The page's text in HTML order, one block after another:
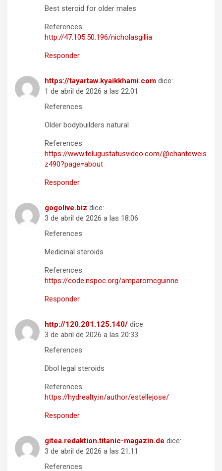
Best steroid for older males
References:
http://47.105.50.196/nicholasgillia
Responder
https://tayartaw.kyaikkhami.com dice:
1 de abril de 2026 a las 22:01
References:
Older bodybuilders natural
References:
https://www.telugustatusvideo.com/@chanteweis
z490?page=about
Responder
gogolive.biz dice:
3 de abril de 2026 a las 18:06
References:
Medicinal steroids
References:
https://code.nspoc.org/amparomcguinne
Responder
http://120.201.125.140/ dice:
3 de abril de 2026 a las 20:33
References:
Dbol legal steroids
References:
https://hydrealty.in/author/estellejose/
Responder
gitea.redaktion.titanic-magazin.de dice:
3 de abril de 2026 a las 21:11
References: